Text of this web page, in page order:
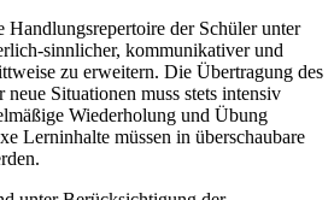
Handlungsrepertoire der Schüler unter
sinnlicher, kommunikativer und
zu erweitern. Die Übertragung des
Situationen muss stets intensiv
Wiederholung und Übung
Lerninhalte müssen in überschaubare